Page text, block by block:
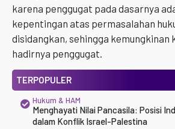
karena penggugat pada dasarnya
kepentingan atas permasalahan
disidangkan, sehingga kemungkinan
hadirnya penggugat.
TERPOPULER
Hukum & HAM
Menghayati Nilai Pancasila: Posisi
dalam Konflik Israel-Palestina